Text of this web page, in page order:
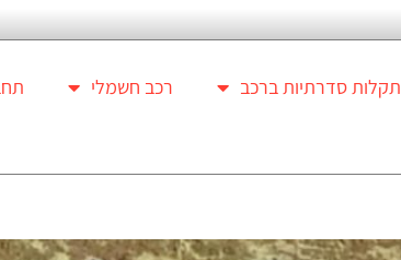
תקלות סדרתיות ברכב רכב חשמלי